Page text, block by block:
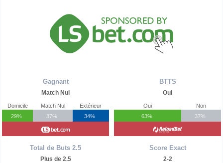
Gagnant
Match Nul
Domicile
29%
Match Nul
37%
Extérieur
34%
Total de Buts 2.5
Plus de 2.5
BTTS
Oui
Oui
63%
Non
37%
Score Exact
2-2